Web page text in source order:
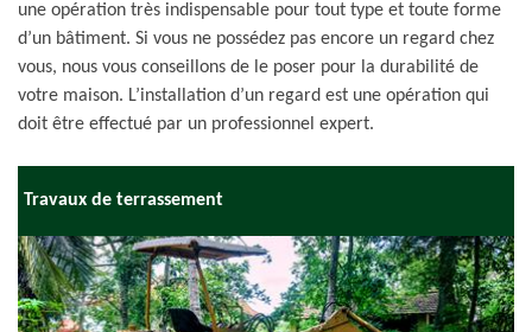
une opération très indispensable pour tout type et toute forme
d’un bâtiment. Si vous ne possédez pas encore un regard chez
vous, nous vous conseillons de le poser pour la durabilité de
votre maison. L’installation d’un regard est une opération qui
doit être effectué par un professionnel expert.
Travaux de terrassement